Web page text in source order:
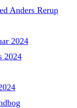
Anders Rerup
2024
2024